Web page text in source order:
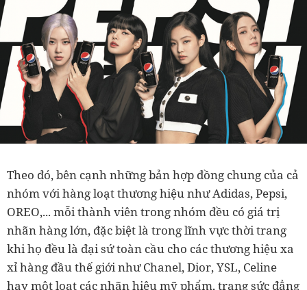
Theo đó, bên cạnh những bản hợp đồng chung của cả
nhóm với hàng loạt thương hiệu như Adidas, Pepsi,
OREO,... mỗi thành viên trong nhóm đều có giá trị
nhãn hàng lớn, đặc biệt là trong lĩnh vực thời trang
khi họ đều là đại sứ toàn cầu cho các thương hiệu xa
xỉ hàng đầu thế giới như Chanel, Dior, YSL, Celine
hay một loạt các nhãn hiệu mỹ phẩm, trang sức đẳng